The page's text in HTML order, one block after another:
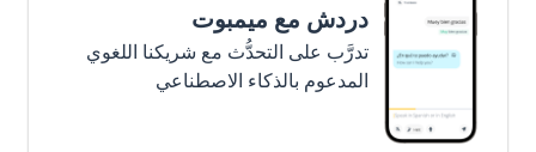
دردش مع ميمبوت
تدرَّب على التحدُّث مع شريكنا اللغوي
المدعوم بالذكاء الاصطناعي